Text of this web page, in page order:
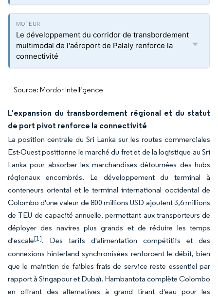
Le développement du corridor de transbordement
multimodal de l'aéroport de Palaly renforce la
connectivité
Source: Mordor Intelligence
L'expansion du transbordement régional et du statut
de port pivot renforce la connectivité
La position centrale du Sri Lanka sur les routes commerciales
Est-Ouest positionne le marché du fret et de la logistique au Sri
Lanka pour absorber les marchandises détournées des hubs
régionaux encombrés. Le développement du terminal à
conteneurs oriental et le terminal international occidental de
Colombo d'une valeur de 800 millions USD ajoutent 3,6 millions
de TEU de capacité annuelle, permettant aux transporteurs de
déployer des navires plus grands et de réduire les temps
d'escale[1]. Des tarifs d'alimentation compétitifs et des
connexions hinterland synchronisées renforcent le débit, bien
que le maintien de faibles frais de service reste essentiel par
rapport à Singapour et Dubaï. Hambantota complète Colombo
en offrant des alternatives à grand tirant d'eau pour les